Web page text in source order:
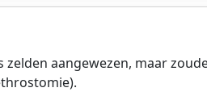
zelden aangewezen, maar